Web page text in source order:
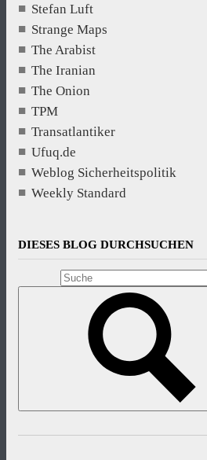
Stefan Luft
Strange Maps
The Arabist
The Iranian
The Onion
TPM
Transatlantiker
Ufuq.de
Weblog Sicherheitspolitik
Weekly Standard
DIESES BLOG DURCHSUCHEN